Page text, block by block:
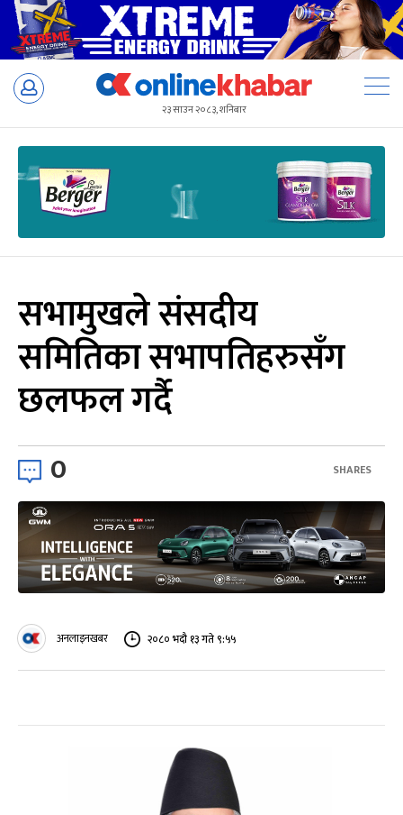
Skip
२३ साउन २०८३, शनिबार
सभामुखले संसदीय
समितिका सभापतिहरुसँग
छलफल गर्दै
0 SHARES
अनलाइनखबर २०८० भदौ १३ गते ९:५५